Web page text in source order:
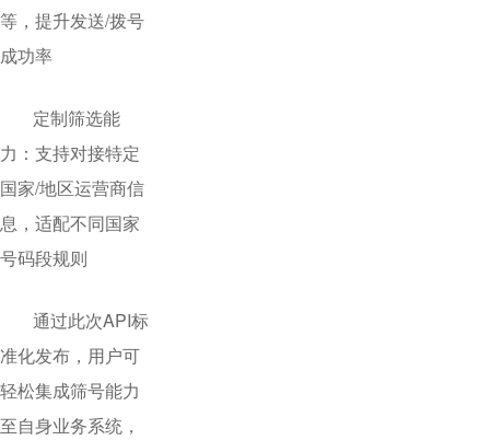
等，提升发送/拨号
成功率
定制筛选能
力：支持对接特定
国家/地区运营商信
息，适配不同国家
号码段规则
通过此次API标
准化发布，用户可
轻松集成筛号能力
至自身业务系统，